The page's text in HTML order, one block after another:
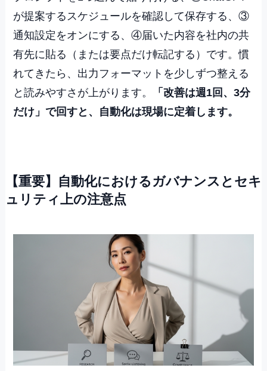
が提案するスケジュールを確認して保存する、③
通知設定をオンにする、④届いた内容を社内の共
有先に貼る（または要点だけ転記する）です。慣
れてきたら、出力フォーマットを少しずつ整える
と読みやすさが上がります。
「改善は週1回、3分
だけ」で回すと、自動化は現場に定着します。
【重要】自動化におけるガバナンスとセキ
ュリティ上の注意点